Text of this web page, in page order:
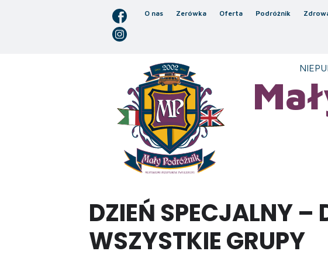
O nas Zerówka Oferta Podróżnik
DZIEŃ SPECJALNY –
WSZYSTKIE GRUPY